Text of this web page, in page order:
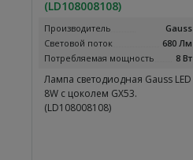
(LD108008108)
Производитель
Gauss
Световой поток
680 Лм
Потребляемая мощность
8 Вт
Лампа светодиодная Gauss LED
8W с цоколем GX53.
(LD108008108)